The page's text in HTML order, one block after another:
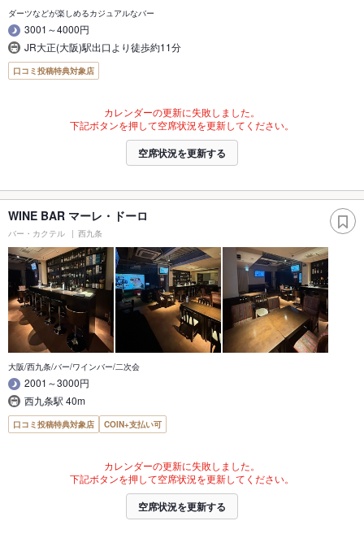
ダーツなどが楽しめるカジュアルなバー
3001～4000円
JR大正(大阪)駅出口より徒歩約11分
口コミ投稿特典対象店
カレンダーの更新に失敗しました。
下記ボタンを押して空席状況を更新してください。
空席状況を更新する
WINE BAR マーレ・ドーロ
バー・カクテル 西九条
大阪/西九条/バー/ワインバー/二次会
2001～3000円
西九条駅 40m
口コミ投稿特典対象店 COIN+支払い可
カレンダーの更新に失敗しました。
下記ボタンを押して空席状況を更新してください。
空席状況を更新する